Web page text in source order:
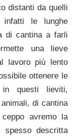
distanti da quelli
infatti le lunghe
di cantina a farli
una lieve
lavoro più lento
ottenere le
in questi lieviti,
di cantina
avremo la
descritta